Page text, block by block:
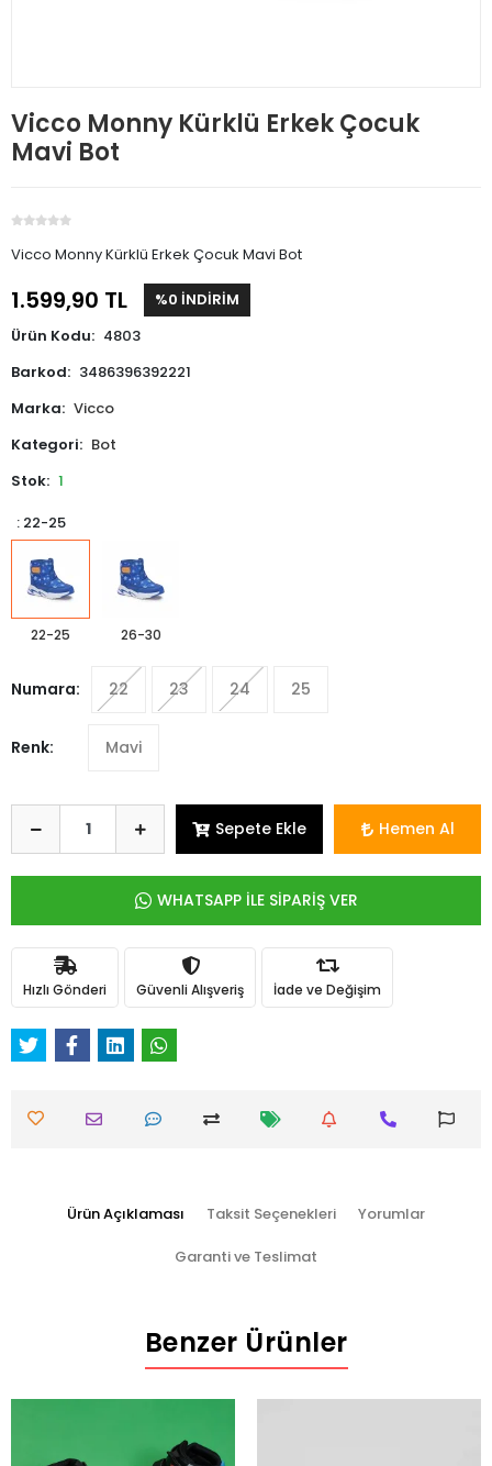
Vicco Monny Kürklü Erkek Çocuk
Mavi Bot
Vicco Monny Kürklü Erkek Çocuk Mavi Bot
1.599,90 TL
%0 İNDİRİM
Ürün Kodu: 4803
Barkod: 3486396392221
Marka: Vicco
Kategori: Bot
Stok: 1
: 22-25
22-25 26-30
Numara: 22 23 24 25
Renk: Mavi
Sepete Ekle Hemen Al
WHATSAPP İLE SİPARİŞ VER
Hızlı Gönderi Güvenli Alışveriş İade ve Değişim
Ürün Açıklaması Taksit Seçenekleri Yorumlar
Garanti ve Teslimat
Benzer Ürünler